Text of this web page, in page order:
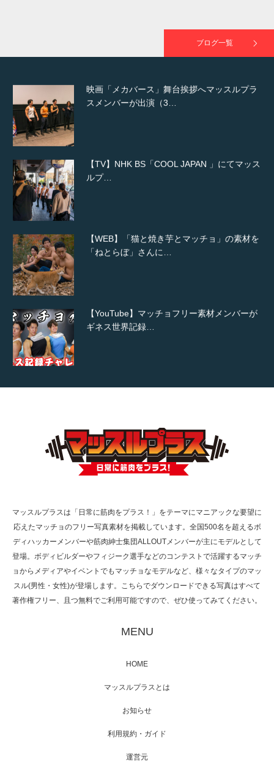
ブログ一覧
映画「メカバース」舞台挨拶へマッスルプラ
スメンバーが出演（3…
【TV】NHK BS「COOL JAPAN 」にてマッス
ルプ…
【WEB】「猫と焼き芋とマッチョ」の素材を
「ねとらぼ」さんに…
【YouTube】マッチョフリー素材メンバーが
ギネス世界記録…
TOKYO FMラジオ番組「ONE MORNING」
で紹介さ…
た（6/8放送）
映画「メカバース」舞台挨拶へマッスルプラ
【TV】NHK BS「COOL JAPAN 」にてマッス
マッスルプラスは「日常に筋肉をプラス！」をテーマにマニアックな要望に
応えたマッチョのフリー写真素材を掲載しています。全国500名を超えるボ
ディハッカーメンバーや筋肉紳士集団ALLOUTメンバーが主にモデルとして
登場。ボディビルダーやフィジーク選手などのコンテストで活躍するマッチ
ョからメディアやイベントでもマッチョなモデルなど、様々なタイプのマッ
スル(男性・女性)が登場します。こちらでダウンロードできる写真はすべて
著作権フリー、且つ無料でご利用可能ですので、ぜひ使ってみてください。
MENU
HOME
マッスルプラスとは
お知らせ
利用規約・ガイド
運営元